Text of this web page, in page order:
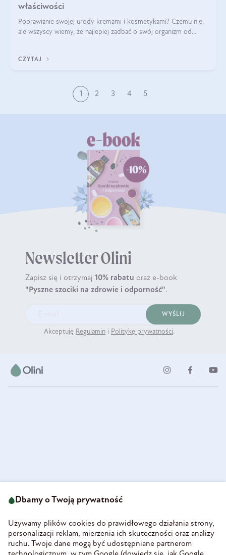
właściwości
Poprawianie swojej urody kremami i kosmetykami? Czemu nie,
ale wszyscy wiemy, że najlepiej zadbać o swój organizm od
wysokiej jakości suplem
CZYTAJ
1 2 3 4 5
Newsletter Olini
Zapisz się i otrzymaj 10% rabatu oraz e-book
"Pyszne szociki na zdrowie i odporność".
WYŚLIJ
Akceptuję Regulamin i Politykę prywatności.
58-160 Świebodzice
REGON 890213034
INFORMACJE
Dbamy o Twoją prywatność
Używamy plików cookies do prawidłowego działania strony,
personalizacji reklam, mierzenia ich skuteczności oraz analizy
ruchu. Twoje dane mogą być udostępniane partnerom